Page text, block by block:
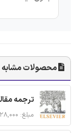
محصولات مشابه
ترجمه
مبلغ: ۱۲۸,۰۰۰ تومان